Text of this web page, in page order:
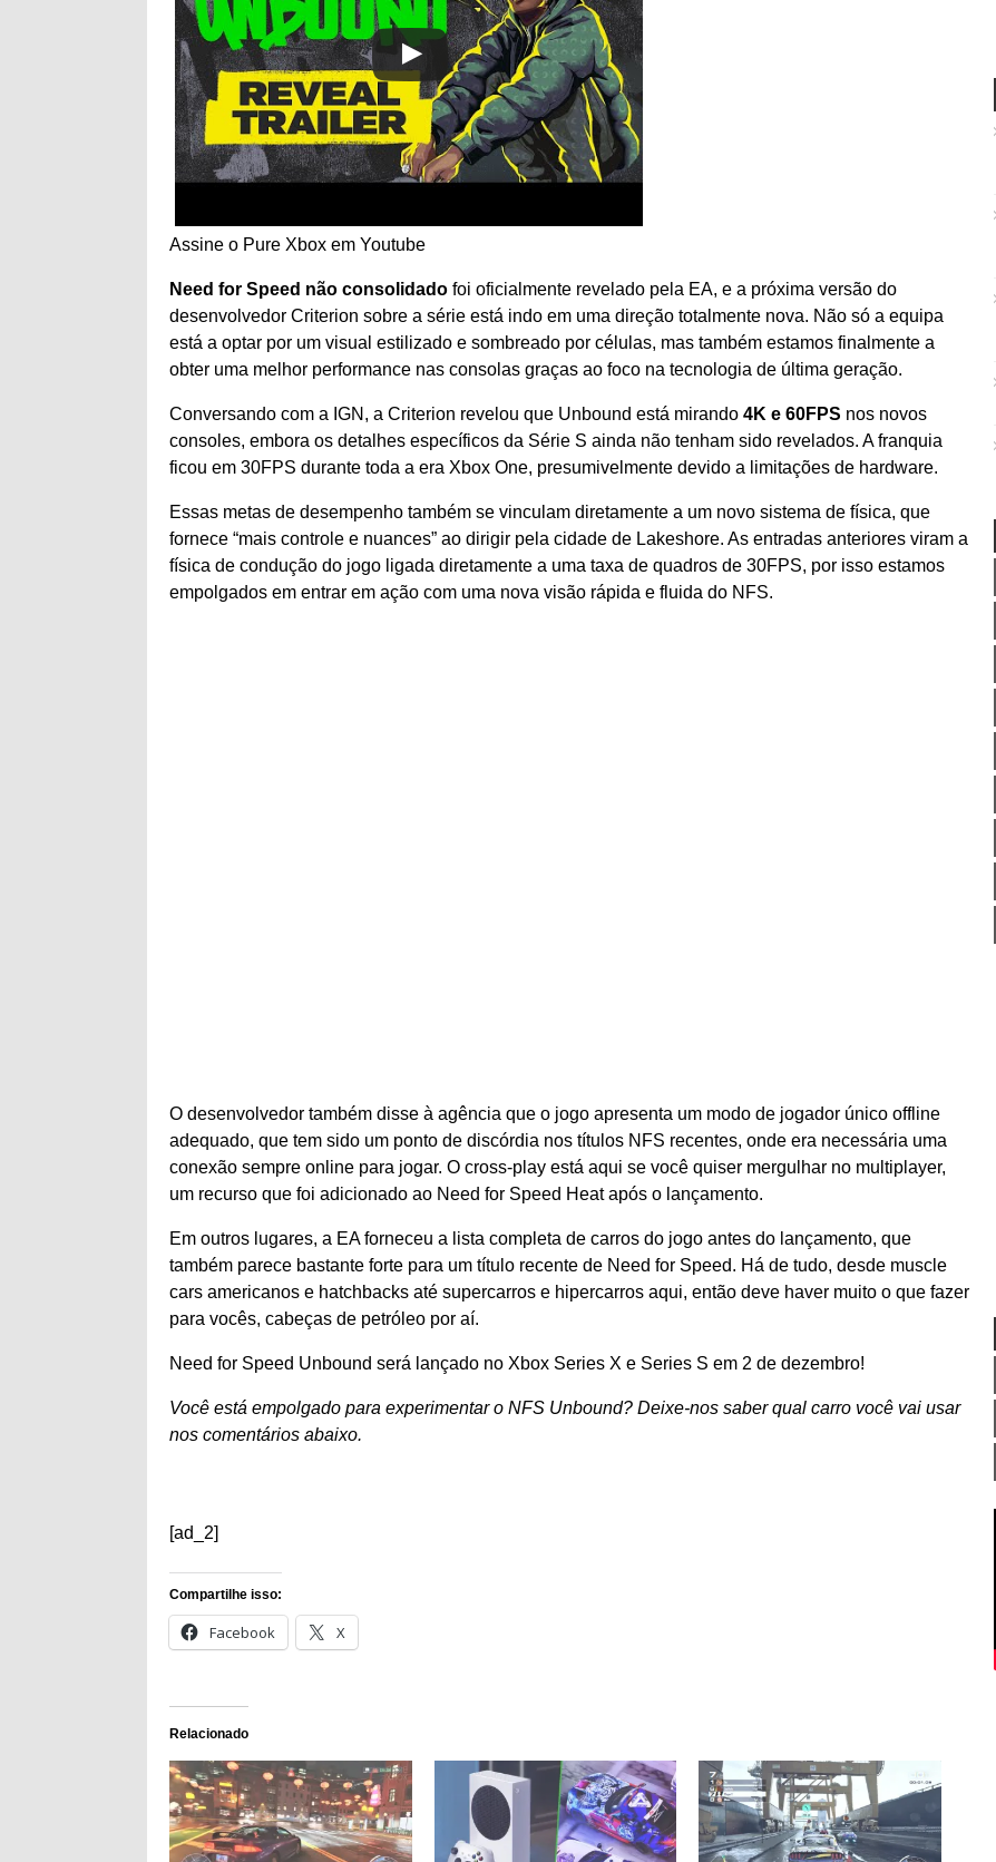
Assine o Pure Xbox em Youtube
Need for Speed ​​não consolidado foi oficialmente revelado pela EA, e a próxima versão do
desenvolvedor Criterion sobre a série está indo em uma direção totalmente nova. Não só a equipa
está a optar por um visual estilizado e sombreado por células, mas também estamos finalmente a
obter uma melhor performance nas consolas graças ao foco na tecnologia de última geração.
Conversando com a IGN, a Criterion revelou que Unbound está mirando 4K e 60FPS nos novos
consoles, embora os detalhes específicos da Série S ainda não tenham sido revelados. A franquia
ficou em 30FPS durante toda a era Xbox One, presumivelmente devido a limitações de hardware.
Essas metas de desempenho também se vinculam diretamente a um novo sistema de física, que
fornece “mais controle e nuances” ao dirigir pela cidade de Lakeshore. As entradas anteriores viram a
física de condução do jogo ligada diretamente a uma taxa de quadros de 30FPS, por isso estamos
empolgados em entrar em ação com uma nova visão rápida e fluida do NFS.
O desenvolvedor também disse à agência que o jogo apresenta um modo de jogador único offline
adequado, que tem sido um ponto de discórdia nos títulos NFS recentes, onde era necessária uma
conexão sempre online para jogar. O cross-play está aqui se você quiser mergulhar no multiplayer,
um recurso que foi adicionado ao Need for Speed ​​Heat após o lançamento.
Em outros lugares, a EA forneceu a lista completa de carros do jogo antes do lançamento, que
também parece bastante forte para um título recente de Need for Speed. Há de tudo, desde muscle
cars americanos e hatchbacks até supercarros e hipercarros aqui, então deve haver muito o que fazer
para vocês, cabeças de petróleo por aí.
Need for Speed ​​Unbound será lançado no Xbox Series X e Series S em 2 de dezembro!
Você está empolgado para experimentar o NFS Unbound? Deixe-nos saber qual carro você vai usar
nos comentários abaixo.
[ad_2]
Compartilhe isso:
Facebook X
Relacionado